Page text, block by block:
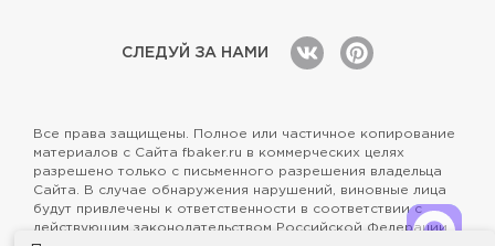
СЛЕДУЙ ЗА НАМИ
Все права защищены. Полное или частичное копирование
материалов с Сайта fbaker.ru в коммерческих целях
разрешено только с письменного разрешения владельца
Сайта. В случае обнаружения нарушений, виновные лица
будут привлечены к ответственности в соответствии с
действующим законодательством Российской Федерации.